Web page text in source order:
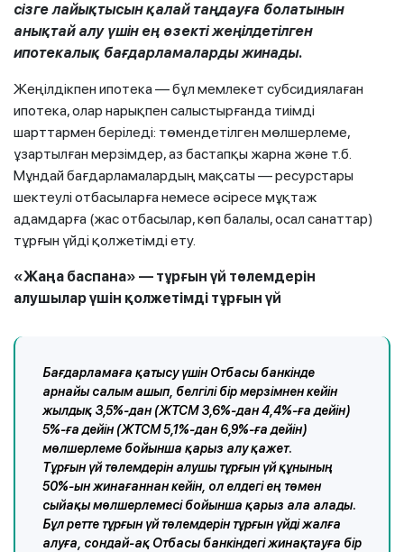
сізге лайықтысын қалай таңдауға болатынын
анықтай алу үшін ең өзекті жеңілдетілген
ипотекалық бағдарламаларды жинады.
Жеңілдікпен ипотека — бұл мемлекет субсидиялаған
ипотека, олар нарықпен салыстырғанда тиімді
шарттармен беріледі: төмендетілген мөлшерлеме,
ұзартылған мерзімдер, аз бастапқы жарна және т.б.
Мұндай бағдарламалардың мақсаты — ресурстары
шектеулі отбасыларға немесе әсіресе мұқтаж
адамдарға (жас отбасылар, көп балалы, осал санаттар)
тұрғын үйді қолжетімді ету.
«Жаңа баспана» — тұрғын үй төлемдерін
алушылар үшін қолжетімді тұрғын үй
Бағдарламаға қатысу үшін Отбасы банкінде
арнайы салым ашып, белгілі бір мерзімнен кейін
жылдық 3,5%-дан (ЖТСМ 3,6%-дан 4,4%-ға дейін)
5%-ға дейін (ЖТСМ 5,1%-дан 6,9%-ға дейін)
мөлшерлеме бойынша қарыз алу қажет.
Тұрғын үй төлемдерін алушы тұрғын үй құнының
50%-ын жинағаннан кейін, ол елдегі ең төмен
сыйақы мөлшерлемесі бойынша қарыз ала алады.
Бұл ретте тұрғын үй төлемдерін тұрғын үйді жалға
алуға, сондай-ақ Отбасы банкіндегі жинақтауға бір